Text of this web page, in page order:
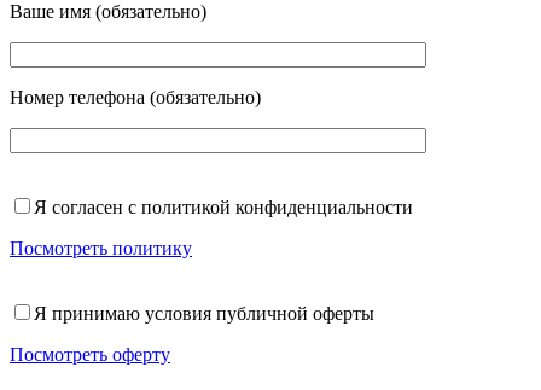
Ваше имя (обязательно)
Номер телефона (обязательно)
Я согласен с политикой конфиденциальности
Посмотреть политику
Я принимаю условия публичной оферты
Посмотреть оферту